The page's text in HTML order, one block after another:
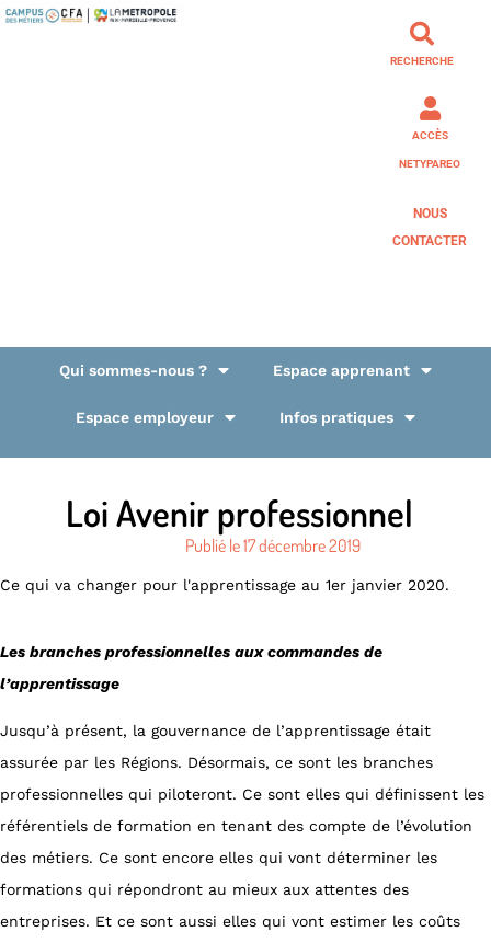
RECHERCHE
ACCÈS
NETYPAREO
NOUS
CONTACTER
Qui sommes-nous ? Espace apprenant
Espace employeur Infos pratiques
Loi Avenir professionnel
Publié le17 décembre 2019
Ce qui va changer pour l'apprentissage au 1er janvier 2020.
Les branches professionnelles aux commandes de
l’apprentissage
Jusqu’à présent, la gouvernance de l’apprentissage était
assurée par les Régions. Désormais, ce sont les branches
professionnelles qui piloteront. Ce sont elles qui définissent les
référentiels de formation en tenant des compte de l’évolution
des métiers. Ce sont encore elles qui vont déterminer les
formations qui répondront au mieux aux attentes des
entreprises. Et ce sont aussi elles qui vont estimer les coûts